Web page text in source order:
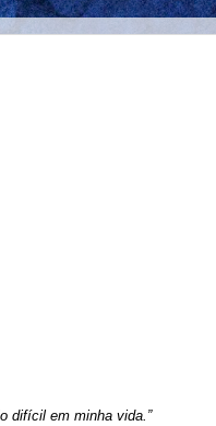
difícil em minha vida.”